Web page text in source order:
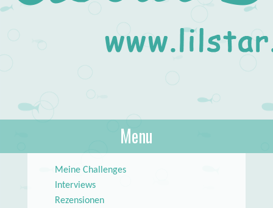
About Books
lilstar.de
Menu
Meine Challenges
Interviews
Rezensionen